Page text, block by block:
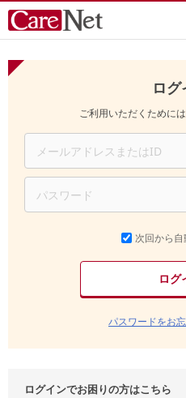
ロ
ご利用いただくために
次回から
パスワードをお
ログインでお困りの方はこちら